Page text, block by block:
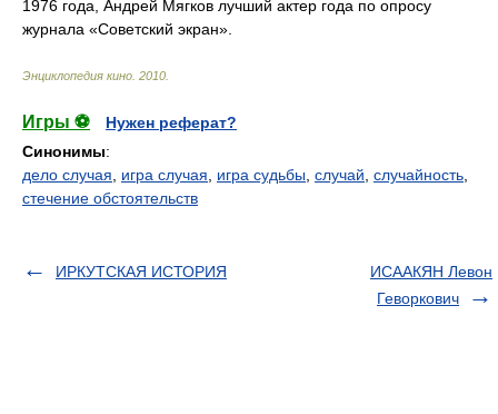
1976 года, Андрей Мягков лучший актер года по опросу
журнала «Советский экран».
Энциклопедия кино 2010
Игры ⚽
Нужен реферат?
Синонимы:
дело случая
игра случая игра судьбы случай случайность
стечение обстоятельств
ИРКУТСКАЯ ИСТОРИЯ
ИСААКЯН Левон
Геворкович